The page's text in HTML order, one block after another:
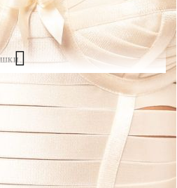
в рамките на работния ден.
0.000
продукта